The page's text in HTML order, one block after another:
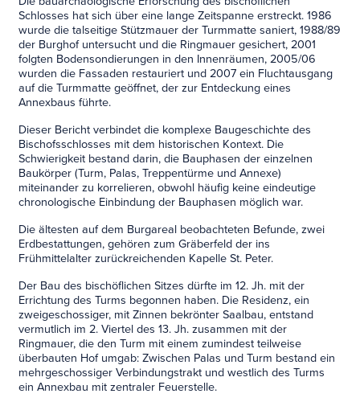
Schlosses hat sich über eine lange Zeitspanne erstreckt. 1986
wurde die talseitige Stützmauer der Turmmatte saniert, 1988/89
der Burghof untersucht und die Ringmauer gesichert, 2001
folgten Bodensondierungen in den Innenräumen, 2005/06
wurden die Fassaden restauriert und 2007 ein Fluchtausgang
auf die Turmmatte geöffnet, der zur Entdeckung eines
Annexbaus führte.
Dieser Bericht verbindet die komplexe Baugeschichte des
Bischofsschlosses mit dem historischen Kontext. Die
Schwierigkeit bestand darin, die Bauphasen der einzelnen
Baukörper (Turm, Palas, Treppentürme und Annexe)
miteinander zu korrelieren, obwohl häufig keine eindeutige
chronologische Einbindung der Bauphasen möglich war.
Die ältesten auf dem Burgareal beobachteten Befunde, zwei
Erdbestattungen, gehören zum Gräberfeld der ins
Frühmittelalter zurückreichenden Kapelle St. Peter.
Der Bau des bischöflichen Sitzes dürfte im 12. Jh. mit der
Errichtung des Turms begonnen haben. Die Residenz, ein
zweigeschossiger, mit Zinnen bekrönter Saalbau, entstand
vermutlich im 2. Viertel des 13. Jh. zusammen mit der
Ringmauer, die den Turm mit einem zumindest teilweise
überbauten Hof umgab: Zwischen Palas und Turm bestand ein
mehrgeschossiger Verbindungstrakt und westlich des Turms
ein Annexbau mit zentraler Feuerstelle.